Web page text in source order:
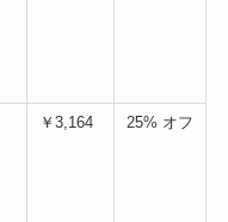
￥3,164 25% オフ